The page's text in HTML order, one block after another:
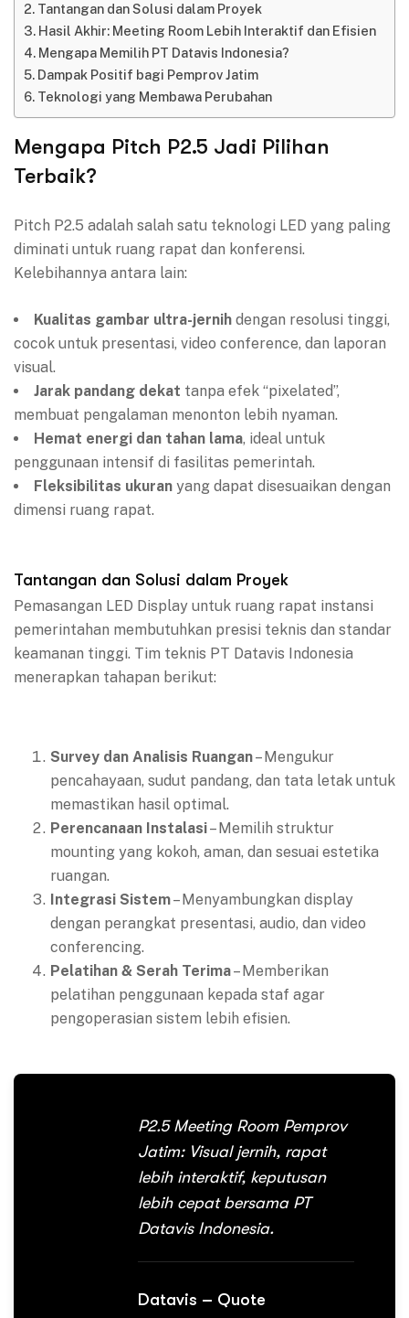
Tantangan dan Solusi dalam Proyek
Hasil Akhir: Meeting Room Lebih Interaktif dan Efisien
Mengapa Memilih PT Datavis Indonesia?
Dampak Positif bagi Pemprov Jatim
Teknologi yang Membawa Perubahan
Mengapa Pitch P2.5 Jadi Pilihan
Terbaik?
Pitch P2.5 adalah salah satu teknologi LED yang paling
diminati untuk ruang rapat dan konferensi.
Kelebihannya antara lain:
Kualitas gambar ultra-jernih dengan resolusi tinggi,
cocok untuk presentasi, video conference, dan laporan
visual.
Jarak pandang dekat tanpa efek “pixelated”,
membuat pengalaman menonton lebih nyaman.
Hemat energi dan tahan lama, ideal untuk
penggunaan intensif di fasilitas pemerintah.
Fleksibilitas ukuran yang dapat disesuaikan dengan
dimensi ruang rapat.
Tantangan dan Solusi dalam Proyek
Pemasangan LED Display untuk ruang rapat instansi
pemerintahan membutuhkan presisi teknis dan standar
keamanan tinggi. Tim teknis PT Datavis Indonesia
menerapkan tahapan berikut:
Survey dan Analisis Ruangan– Mengukur
pencahayaan, sudut pandang, dan tata letak untuk
memastikan hasil optimal.
Perencanaan Instalasi– Memilih struktur
mounting yang kokoh, aman, dan sesuai estetika
ruangan.
Integrasi Sistem– Menyambungkan display
dengan perangkat presentasi, audio, dan video
conferencing.
Pelatihan & Serah Terima– Memberikan
pelatihan penggunaan kepada staf agar
pengoperasian sistem lebih efisien.
P2.5 Meeting Room Pemprov
Jatim: Visual jernih, rapat
lebih interaktif, keputusan
lebih cepat bersama PT
Datavis Indonesia.
Datavis – Quote